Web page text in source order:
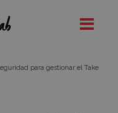
para gestionar el Take